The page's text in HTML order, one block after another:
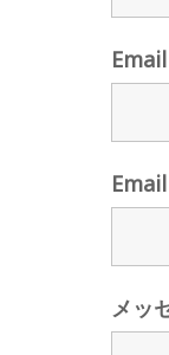
Email
メッ